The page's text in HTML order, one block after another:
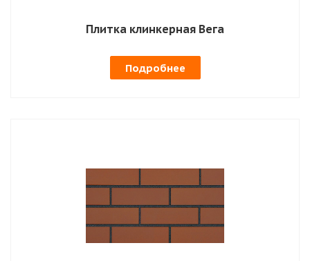
Плитка клинкерная Вега
Подробнее